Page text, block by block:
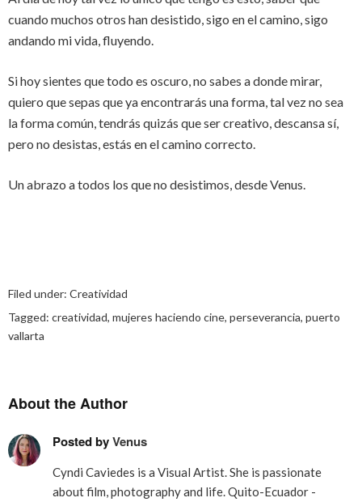
cuando muchos otros han desistido, sigo en el camino, sigo
andando mi vida, fluyendo.
Si hoy sientes que todo es oscuro, no sabes a donde mirar,
quiero que sepas que ya encontrarás una forma, tal vez no sea
la forma común, tendrás quizás que ser creativo, descansa sí,
pero no desistas, estás en el camino correcto.
Un abrazo a todos los que no desistimos, desde Venus.
Filed under: Creatividad
Tagged: creatividad, mujeres haciendo cine, perseverancia, puerto
vallarta
About the Author
Posted byVenus
Cyndi Caviedes is a Visual Artist. She is passionate
about film, photography and life. Quito-Ecuador -